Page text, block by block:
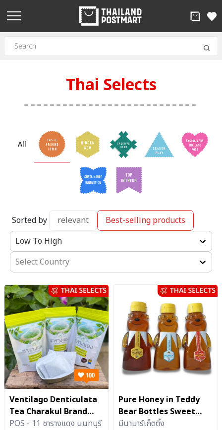
Thai Selects
All
Sorted by relevant
Best-selling products
Low To High
Select Country
Ventilago Denticulata
Tea Charakul Brand
OTOP product from
POS - 11 ชารางแดง นนทบุรี
Pure Honey in Teddy
Bear Bottles Sweet
Nectar of Nature 3
มีนามาร์เก็ตติ้ง